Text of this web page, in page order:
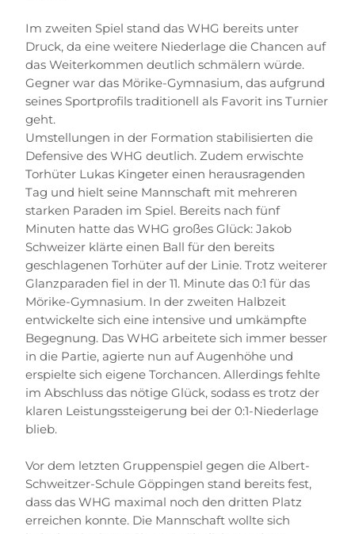
Im zweiten Spiel stand das WHG bereits unter
Druck, da eine weitere Niederlage die Chancen auf
das Weiterkommen deutlich schmälern würde.
Gegner war das Mörike-Gymnasium, das aufgrund
seines Sportprofils traditionell als Favorit ins Turnier
geht.
Umstellungen in der Formation stabilisierten die
Defensive des WHG deutlich. Zudem erwischte
Torhüter Lukas Kingeter einen herausragenden
Tag und hielt seine Mannschaft mit mehreren
starken Paraden im Spiel. Bereits nach fünf
Minuten hatte das WHG großes Glück: Jakob
Schweizer klärte einen Ball für den bereits
geschlagenen Torhüter auf der Linie. Trotz weiterer
Glanzparaden fiel in der 11. Minute das 0:1 für das
Mörike-Gymnasium. In der zweiten Halbzeit
entwickelte sich eine intensive und umkämpfte
Begegnung. Das WHG arbeitete sich immer besser
in die Partie, agierte nun auf Augenhöhe und
erspielte sich eigene Torchancen. Allerdings fehlte
im Abschluss das nötige Glück, sodass es trotz der
klaren Leistungssteigerung bei der 0:1-Niederlage
blieb.
Vor dem letzten Gruppenspiel gegen die Albert-
Schweitzer-Schule Göppingen stand bereits fest,
dass das WHG maximal noch den dritten Platz
erreichen konnte. Die Mannschaft wollte sich